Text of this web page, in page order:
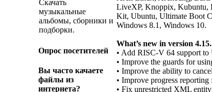
Скачать
музыкальные
альбомы, сборники и
подборки.
Опрос посетителей
Вы часто качаете
файлы из
интернета?
LiveXP, Knoppix, Kubuntu,
Kit, Ubuntu, Ultimate Boot
Windows 8.1, Windows 10.
What’s new in version
• Add RISC-V 64 support
• Improve the guards for
• Improve the ability to
• Improve progress
• Fix unrestricted XML